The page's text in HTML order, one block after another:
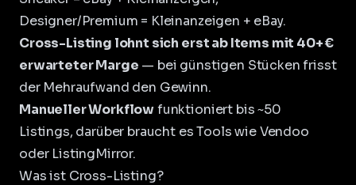
Designer/Premium = Kleinanzeigen + eBay.
Cross-Listing lohnt sich erst ab Items mit 40+ €
erwarteter Marge — bei günstigen Stücken frisst
der Mehraufwand den Gewinn.
Manueller Workflowfunktioniert bis ~50
Listings, darüber braucht es Tools wie Vendoo
oder ListingMirror.
Was ist Cross-Listing?